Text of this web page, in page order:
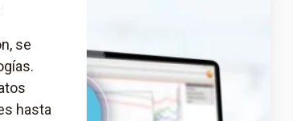
se
hasta